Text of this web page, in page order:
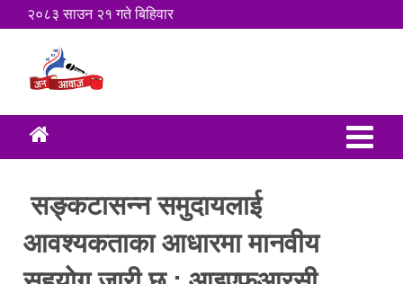
२०८३ साउन २१ गते बिहिवार
सङ्कटासन्न समुदायलाई
आवश्यकताका आधारमा मानवीय